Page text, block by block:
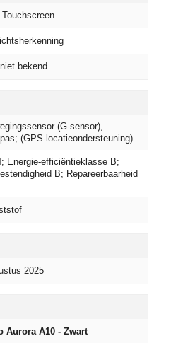
Touchscreen
bekend
(G‑sensor),
(GPS‑locatieondersteuning)
Energie‑efficiëntieklasse B;
B; Repareerbaarheid
2025
Aurora A10 - Zwart